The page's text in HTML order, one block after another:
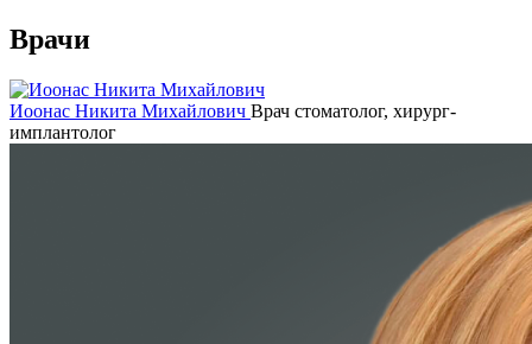
Врачи
Иоонас Никита Михайлович Врач стоматолог, хирург-
имплантолог